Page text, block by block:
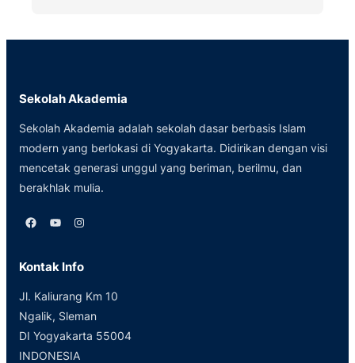
Sekolah Akademia
Sekolah Akademia adalah sekolah dasar berbasis Islam
modern yang berlokasi di Yogyakarta. Didirikan dengan visi
mencetak generasi unggul yang beriman, berilmu, dan
berakhlak mulia.
Facebook YouTube Instagram
Kontak Info
Jl. Kaliurang Km 10
Ngalik, Sleman
DI Yogyakarta 55004
INDONESIA